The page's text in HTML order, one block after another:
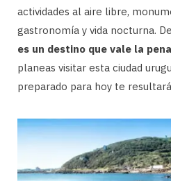
actividades al aire libre,
gastronomía y vida nocturna.
es un destino que vale la
planeas visitar esta ciudad
preparado para hoy te